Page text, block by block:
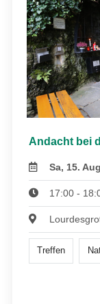
Andacht bei
Sa, 15.
17:00 -
Treffen